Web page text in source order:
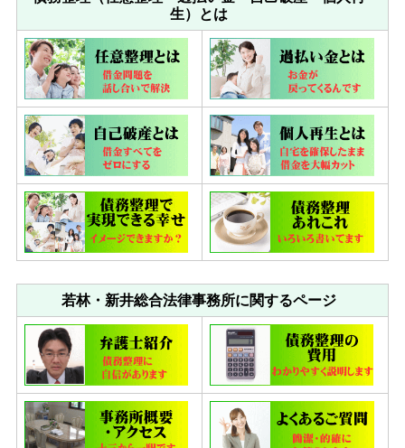
生）とは
若林・新井総合法律事務所に関するページ